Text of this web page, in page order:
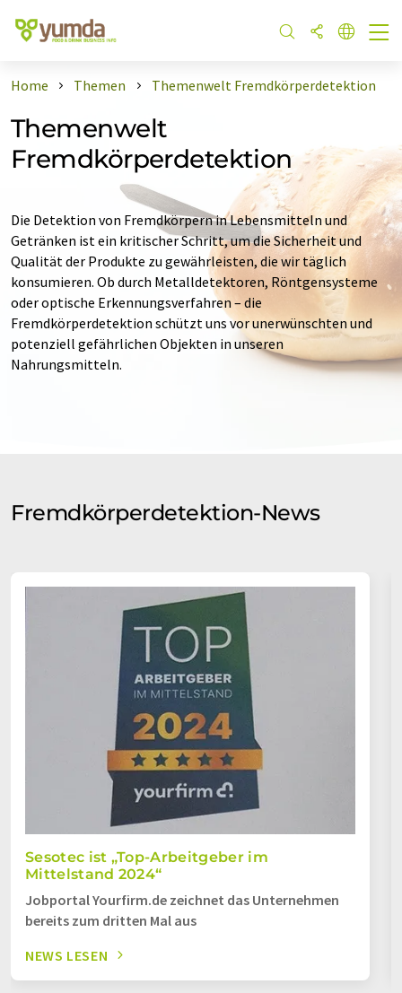
Home Themen Themenwelt Fremdkörperdetektion
Themenwelt
Fremdkörperdetektion
Die Detektion von Fremdkörpern in Lebensmitteln und
Getränken ist ein kritischer Schritt, um die Sicherheit und
Qualität der Produkte zu gewährleisten, die wir täglich
konsumieren. Ob durch Metalldetektoren, Röntgensysteme
oder optische Erkennungsverfahren – die
Fremdkörperdetektion schützt uns vor unerwünschten und
potenziell gefährlichen Objekten in unseren
Nahrungsmitteln.
Fremdkörperdetektion-News
Sesotec ist „Top-Arbeitgeber im
Mittelstand 2024“
Jobportal Yourfirm.de zeichnet das Unternehmen
bereits zum dritten Mal aus
NEWS LESEN